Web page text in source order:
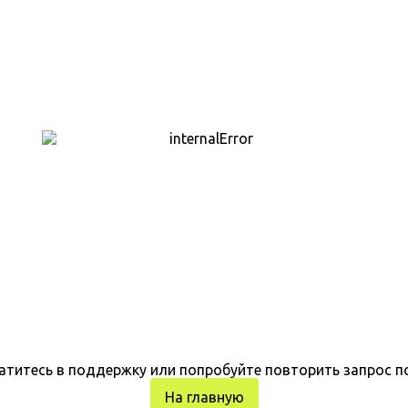
в поддержку или попробуйте повторить запрос
На главную